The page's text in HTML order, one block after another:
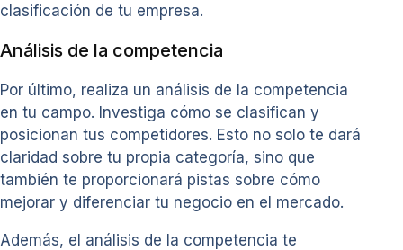
clasificación de tu empresa.
Análisis de la competencia
Por último, realiza un análisis de la competencia
en tu campo. Investiga cómo se clasifican y
posicionan tus competidores. Esto no solo te dará
claridad sobre tu propia categoría, sino que
también te proporcionará pistas sobre cómo
mejorar y diferenciar tu negocio en el mercado.
Además, el análisis de la competencia te